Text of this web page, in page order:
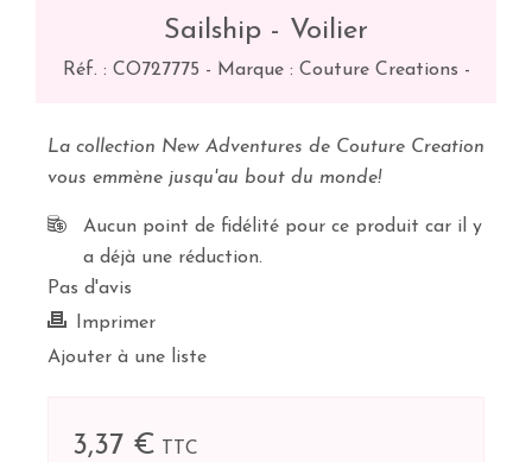
Sailship - Voilier
Réf. : CO727775 - Marque : Couture Creations -
La collection New Adventures de Couture Creation
vous emmène jusqu'au bout du monde!
Aucun point de fidélité pour ce produit car il y
a déjà une réduction.
Pas d'avis
Imprimer
Ajouter à une liste
3,37 €
TTC